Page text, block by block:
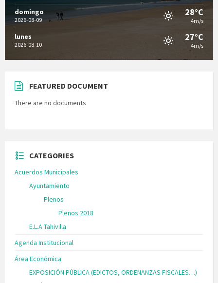
domingo
2026-08-09
28°C
4m/s
lunes
2026-08-10
27°C
4m/s
FEATURED DOCUMENT
There are no documents
CATEGORIES
Acuerdos Municipales
Ayuntamiento
Plenos
Plenos 2018
E.L.A Tahivilla
Agenda Institucional
Área Económica
EXPOSICIÓN PÚBLICA (EDICTOS, ORDENANZAS FISCALES…)